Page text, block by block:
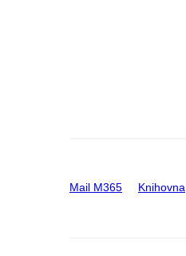
Mail M365 Knihovna